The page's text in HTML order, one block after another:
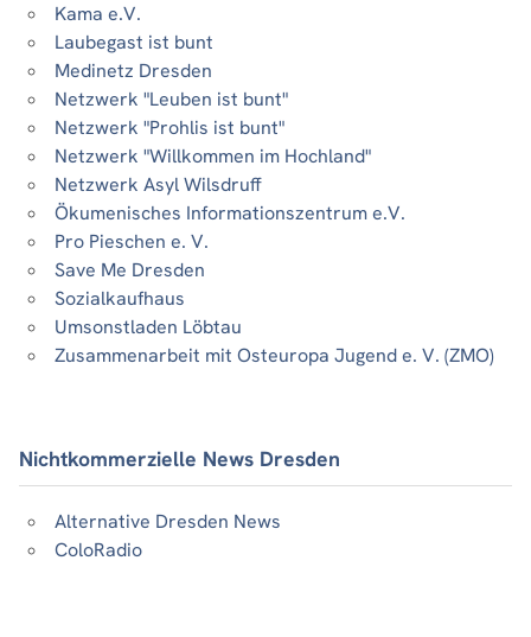
Kama e.V.
Laubegast ist bunt
Medinetz Dresden
Netzwerk "Leuben ist bunt"
Netzwerk "Prohlis ist bunt"
Netzwerk "Willkommen im Hochland"
Netzwerk Asyl Wilsdruff
Ökumenisches Informationszentrum e.V.
Pro Pieschen e. V.
Save Me Dresden
Sozialkaufhaus
Umsonstladen Löbtau
Zusammenarbeit mit Osteuropa Jugend e. V. (ZMO)
Nichtkommerzielle News Dresden
Alternative Dresden News
ColoRadio